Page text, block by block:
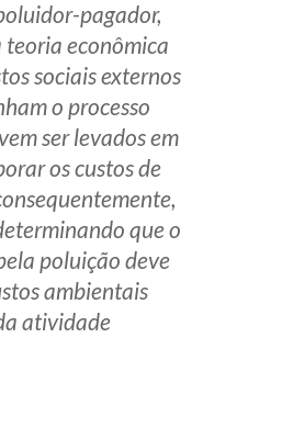
pagador,
teoria econômica
sociais externos
o processo
ser levados em
os custos de
que o
poluição deve
ambientais
atividade